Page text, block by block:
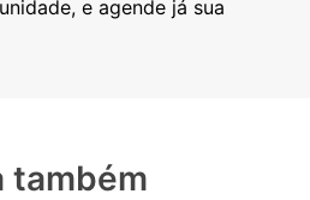
e agende já sua
também